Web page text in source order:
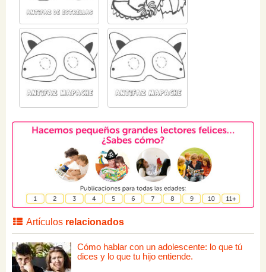
Artículos relacionados
Cómo hablar con un adolescente: lo que tú
dices y lo que tu hijo entiende.